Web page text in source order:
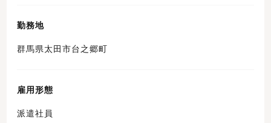
勤務地
群馬県太田市台之郷町
雇用形態
派遣社員